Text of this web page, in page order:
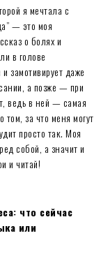
я мечтала с
— это моя
о болях и
в голове
замотивирует даже
а позже — при
ведь в ней — самая
за что меня могут
просто так. Моя
собой, а значит и
и читай!
что сейчас
или